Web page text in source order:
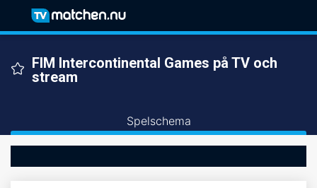
FIM Intercontinental Games på TV och
stream
Spelschema